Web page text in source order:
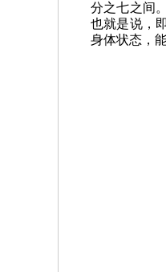
分之七之间
也就是说，
身体状态，